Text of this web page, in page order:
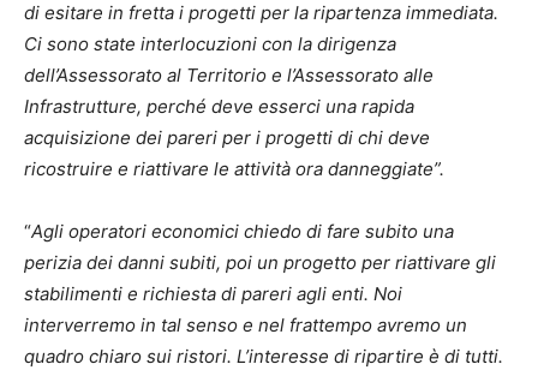
di esitare in fretta i progetti per la ripartenza immediata.
Ci sono state interlocuzioni con la dirigenza
dell’Assessorato al Territorio e l’Assessorato alle
Infrastrutture, perché deve esserci una rapida
acquisizione dei pareri per i progetti di chi deve
ricostruire e riattivare le attività ora danneggiate”.
“Agli operatori economici chiedo di fare subito una
perizia dei danni subiti, poi un progetto per riattivare gli
stabilimenti e richiesta di pareri agli enti. Noi
interverremo in tal senso e nel frattempo avremo un
quadro chiaro sui ristori. L’interesse di ripartire è di tutti.